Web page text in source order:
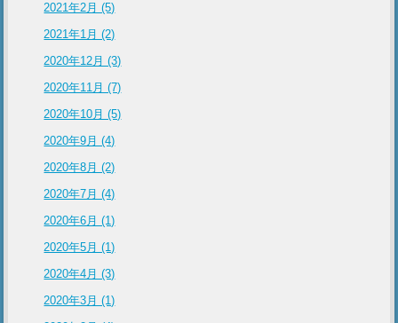
2021年2月 (5)
2021年1月 (2)
2020年12月 (3)
2020年11月 (7)
2020年10月 (5)
2020年9月 (4)
2020年8月 (2)
2020年7月 (4)
2020年6月 (1)
2020年5月 (1)
2020年4月 (3)
2020年3月 (1)